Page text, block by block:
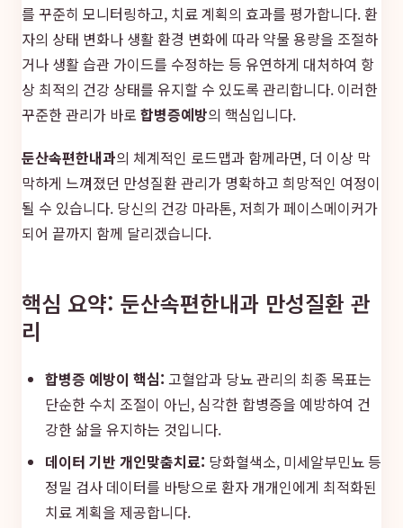
를 꾸준히 모니터링하고, 치료 계획의 효과를 평가합니다. 환
자의 상태 변화나 생활 환경 변화에 따라 약물 용량을 조절하
거나 생활 습관 가이드를 수정하는 등 유연하게 대처하여 항
상 최적의 건강 상태를 유지할 수 있도록 관리합니다. 이러한
꾸준한 관리가 바로 합병증예방의 핵심입니다.
둔산속편한내과의 체계적인 로드맵과 함께라면, 더 이상 막
막하게 느껴졌던 만성질환 관리가 명확하고 희망적인 여정이
될 수 있습니다. 당신의 건강 마라톤, 저희가 페이스메이커가
되어 끝까지 함께 달리겠습니다.
핵심 요약: 둔산속편한내과 만성질환 관
리
합병증 예방이 핵심: 고혈압과 당뇨 관리의 최종 목표는
단순한 수치 조절이 아닌, 심각한 합병증을 예방하여 건
강한 삶을 유지하는 것입니다.
데이터 기반 개인맞춤치료: 당화혈색소, 미세알부민뇨 등
정밀 검사 데이터를 바탕으로 환자 개개인에게 최적화된
치료 계획을 제공합니다.